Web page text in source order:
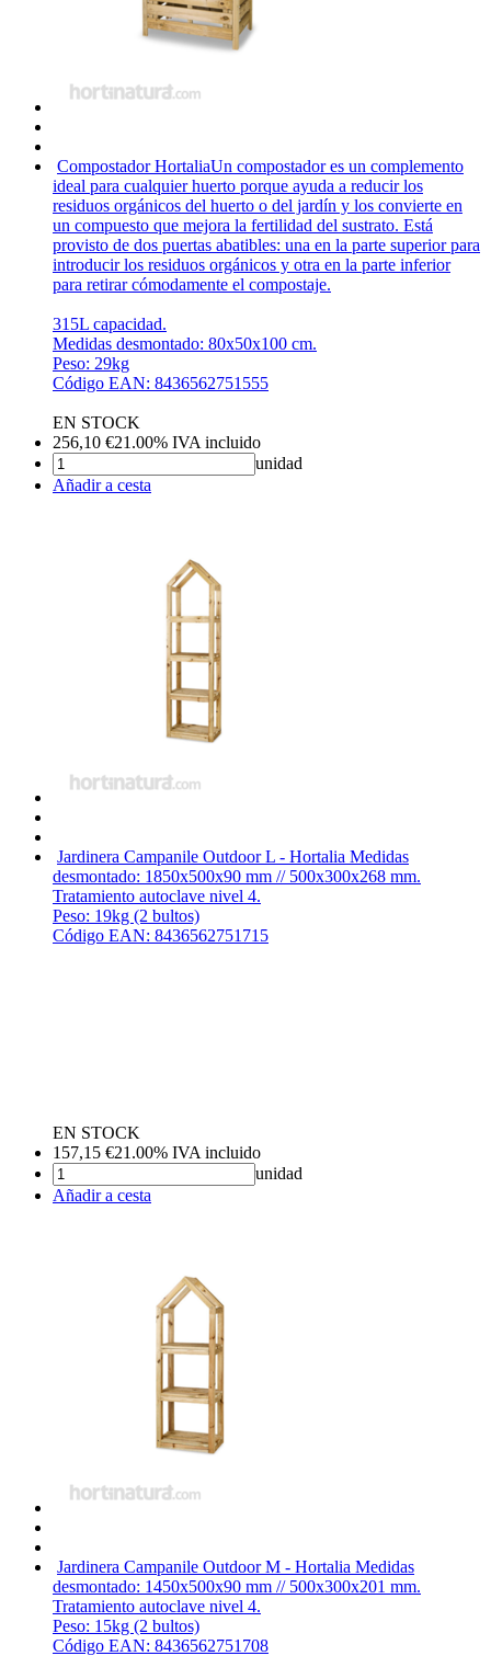
Compostador HortaliaUn compostador es un complemento
ideal para cualquier huerto porque ayuda a reducir los
residuos orgánicos del huerto o del jardín y los convierte en
un compuesto que mejora la fertilidad del sustrato. Está
provisto de dos puertas abatibles: una en la parte superior para
introducir los residuos orgánicos y otra en la parte inferior
para retirar cómodamente el compostaje.
315L capacidad.
Medidas desmontado: 80x50x100 cm.
Peso: 29kg
Código EAN: 8436562751555
EN STOCK
256,10 €21.00% IVA incluido
unidad
Añadir a cesta
Jardinera Campanile Outdoor L - Hortalia Medidas
desmontado: 1850x500x90 mm // 500x300x268 mm.
Tratamiento autoclave nivel 4.
Peso: 19kg (2 bultos)
Código EAN: 8436562751715
EN STOCK
157,15 €21.00% IVA incluido
unidad
Añadir a cesta
Jardinera Campanile Outdoor M - Hortalia Medidas
desmontado: 1450x500x90 mm // 500x300x201 mm.
Tratamiento autoclave nivel 4.
Peso: 15kg (2 bultos)
Código EAN: 8436562751708